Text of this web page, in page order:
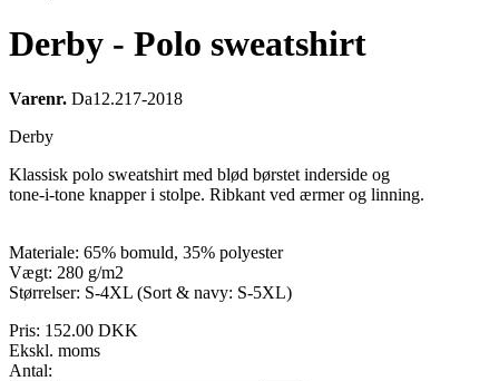
Derby - Polo sweatshirt
Varenr. Da12.217-2018
Derby
Klassisk polo sweatshirt med blød børstet inderside og
tone-i-tone knapper i stolpe. Ribkant ved ærmer og linning.
Materiale: 65% bomuld, 35% polyester
Vægt: 280 g/m2
Størrelser: S-4XL (Sort & navy: S-5XL)
Pris: 152.00 DKK
Ekskl. moms
Antal: